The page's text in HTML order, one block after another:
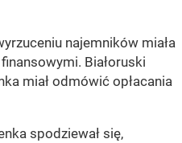
najemników miała
Białoruski
miał odmówić opłacania
spodziewał się,